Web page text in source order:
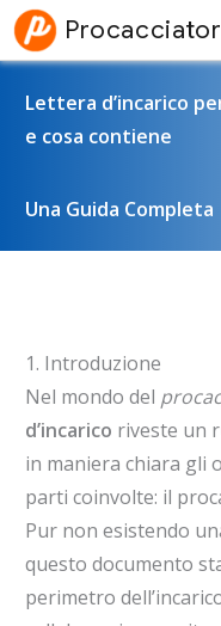
Vai
Lettera d’incarico
e cosa contiene
Una Guida Completa
1. Introduzione
Nel mondo del
d’incarico riveste un
in maniera chiara gli
parti coinvolte: il
Pur non esistendo
questo documento
perimetro